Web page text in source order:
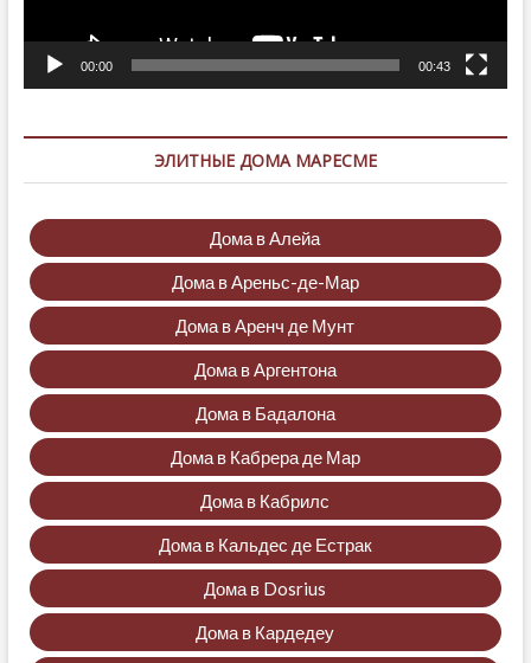
00:00 00:43
ЭЛИТНЫЕ ДОМА МАРЕСМЕ
Дома в Алейа
Дома в Ареньс-де-Мар
Дома в Аренч де Мунт
Дома в Аргентона
Дома в Бадалона
Дома в Кабрера де Мар
Дома в Кабрилс
Дома в Кальдес де Естрак
Дома в Dosrius
Дома в Кардедеу